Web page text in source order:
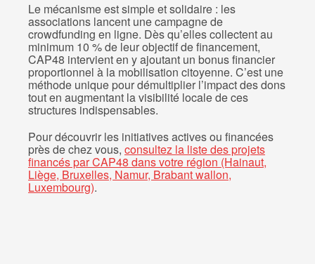
Le mécanisme est simple et solidaire : les
associations lancent une campagne de
crowdfunding en ligne. Dès qu’elles collectent au
minimum 10 % de leur objectif de financement,
CAP48 intervient en y ajoutant un bonus financier
proportionnel à la mobilisation citoyenne. C’est une
méthode unique pour démultiplier l’impact des dons
tout en augmentant la visibilité locale de ces
structures indispensables.
Pour découvrir les initiatives actives ou financées
près de chez vous, consultez la liste des projets
financés par CAP48 dans votre région (Hainaut,
Liège, Bruxelles, Namur, Brabant wallon,
Luxembourg).